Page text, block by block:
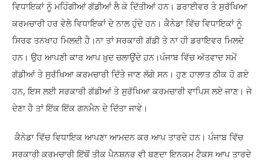
ਵਿਧਾਇਕਾਂ ਨੂੰ ਮਹਿੰਗੀਆਂ ਗੱਡੀਆਂ ਲੈ ਕੇ ਦਿੱਤੀਆਂ ਹਨ। ਡਰਾਈਵਰ ਤੇ ਸੁਰੱਖਿਆ
ਕਰਮਚਾਰੀ ਹਰ ਵੇਲੇ ਵਿਧਾਇਕਾਂ ਦੇ ਨਾਲ ਹੁੰਦੇ ਹਨ। ਕੈਨੇਡਾ ਵਿੱਚ ਵਿਧਾਇਕਾਂ ਨੂੰ
ਸਿਰਫ ਤਨਖਾਹ ਮਿਲਦੀ ਹੈ।ਨਾ ਤਾਂ ਸਰਕਾਰੀ ਗੱਡੀ ਤੇ ਨਾ ਹੀ ਡਰਾਇਵਰ ਮਿਲਦੇ
ਹਨ। ਉਹ ਆਪਣੀ ਕਾਰ ਆਪ ਖ਼ੁਦ ਚਲਾਉਂਦੇ ਹਨ।ਪੰਜਾਬ ਵਿੱਚ ਅੱਤਵਾਦ ਸਮੇਂ
ਗੱਡੀਆਂ ਤੇ ਸੁਰੱਖਿਆ ਕਰਮਚਾਰੀ ਦਿੱਤੇ ਜਾਣ ਲੱਗੇ ਸਨ। ਹੁਣ ਹਾਲਾਤ ਠੀਕ ਹੋ ਗਏ
ਹਨ, ਇਸ ਲਈ ਸਰਕਾਰੀ ਗੱਡੀਆਂ ਤੇ ਸੁਰੱਖਿਆ ਕਰਮਚਾਰੀ ਵਾਪਿਸ ਲਏ ਜਾਣ। ਜੇ
ਦੇਣਾ ਹੈ ਤਾਂ ਇੱਕ ਇੱਕ ਗਨਮੈਨ ਦੇ ਦਿੱਤਾ ਜਾਵੇ।
ਕੈਨੇਡਾ ਵਿੱਚ ਵਿਧਾਇਕ ਆਪਣਾ ਆਮਦਨ ਕਰ ਆਪ ਤਾਰਦੇ ਹਨ। ਪੰਜਾਬ ਵਿੱਚ
ਸਰਕਾਰੀ ਕਰਮਚਾਰੀ ਇੱਥੋਂ ਤੀਕ ਪੈਨਸ਼ਨਰ ਵੀ ਬਣਦਾ ਇਨਕਮ ਟੈਕਸ ਆਪ ਤਾਰਦੇ